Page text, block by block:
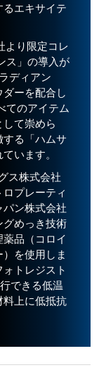
エキサイテ
より限定コレ
ス」の導入が
ディアン
ーを配合し
てのアイテム
て崇めら
る「ハムサ
います。
ス株式会社
プレーティ
ン株式会社
グめっき技術
品（コロイ
を使用しま
トレジスト
できる低温
料上に低抵抗